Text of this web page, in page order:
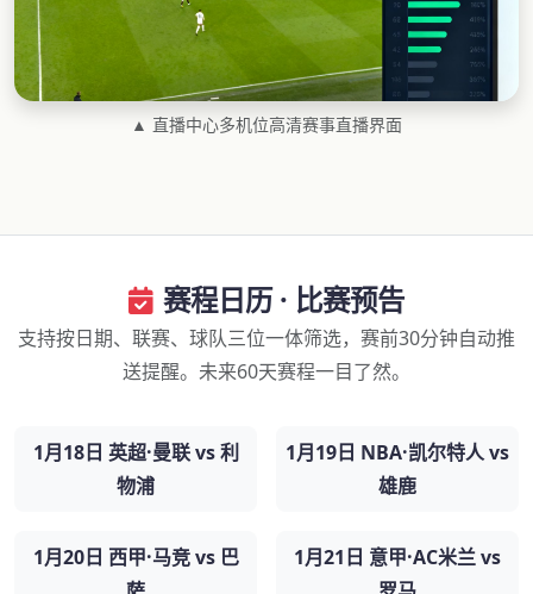
▲ 直播中心多机位高清赛事直播界面
赛程日历 · 比赛预告
支持按日期、联赛、球队三位一体筛选，赛前30分钟自动推
送提醒。未来60天赛程一目了然。
1月18日 英超·曼联 vs 利
物浦
1月19日 NBA·凯尔特人 vs
雄鹿
1月20日 西甲·马竞 vs 巴
1月21日 意甲·AC米兰 vs